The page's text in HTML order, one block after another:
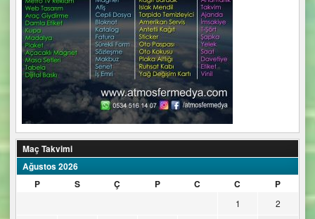
Maç Takvimi
Ağustos 2026
P
S Ç P C C P
1
2